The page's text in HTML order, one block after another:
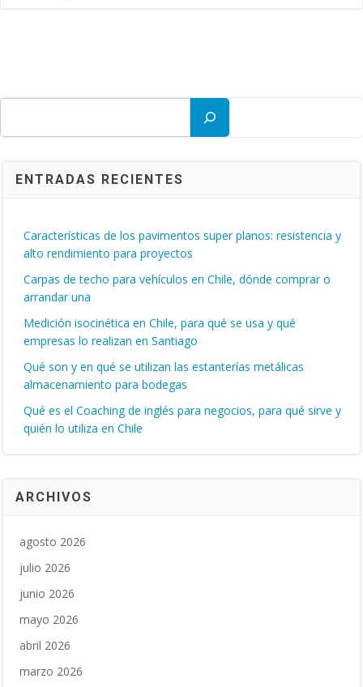
ENTRADAS RECIENTES
Características de los pavimentos super planos: resistencia y
alto rendimiento para proyectos
Carpas de techo para vehículos en Chile, dónde comprar o
arrandar una
Medición isocinética en Chile, para qué se usa y qué
empresas lo realizan en Santiago
Qué son y en qué se utilizan las estanterías metálicas
almacenamiento para bodegas
Qué es el Coaching de inglés para negocios, para qué sirve y
quién lo utiliza en Chile
ARCHIVOS
agosto 2026
julio 2026
junio 2026
mayo 2026
abril 2026
marzo 2026